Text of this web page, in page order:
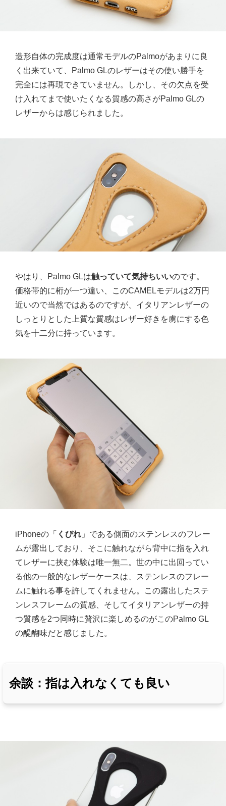
造形自体の完成度は通常モデルのPalmoがあまりに良
く出来ていて、Palmo GLのレザーはその使い勝手を
完全には再現できていません。しかし、その欠点を受
け入れてまで使いたくなる質感の高さがPalmo GLの
レザーからは感じられました。
やはり、Palmo GLは触っていて気持ちいいのです。
価格帯的に桁が一つ違い、このCAMELモデルは2万円
近いので当然ではあるのですが、イタリアンレザーの
しっとりとした上質な質感はレザー好きを虜にする色
気を十二分に持っています。
iPhoneの「 くびれ 」である側面のステンレスのフレー
ムが露出しており、そこに触れながら背中に指を入れ
てレザーに挟む体験は唯一無二。世の中に出回ってい
る他の一般的なレザーケースは、ステンレスのフレー
ムに触れる事を許してくれません。この露出したステ
ンレスフレームの質感、そしてイタリアンレザーの持
つ質感を2つ同時に贅沢に楽しめるのがこのPalmo GL
の醍醐味だと感じました。
余談：指は入れなくても良い